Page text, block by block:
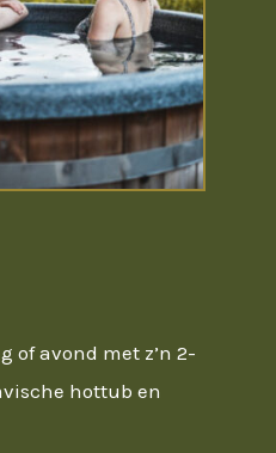
of avond met z’n 2-
hottub en